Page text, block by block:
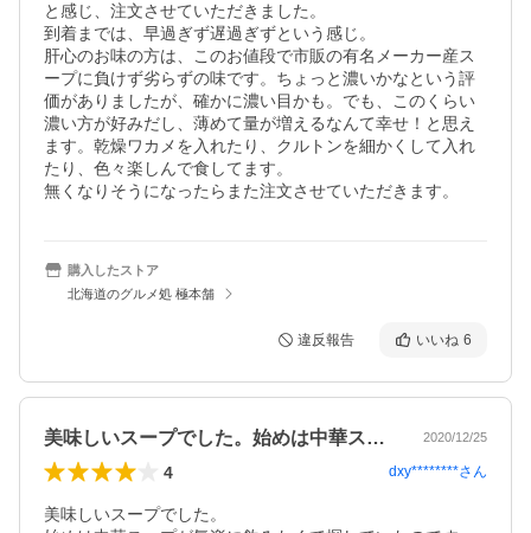
と感じ、注文させていただきました。
到着までは、早過ぎず遅過ぎずという感じ。
肝心のお味の方は、このお値段で市販の有名メーカー産ス
ープに負けず劣らずの味です。ちょっと濃いかなという評
価がありましたが、確かに濃い目かも。でも、このくらい
濃い方が好みだし、薄めて量が増えるなんて幸せ！と思え
ます。乾燥ワカメを入れたり、クルトンを細かくして入れ
たり、色々楽しんで食してます。
無くなりそうになったらまた注文させていただきます。
購入したストア
北海道のグルメ処 極本舗
違反報告 いいね 6
美味しいスープでした。始めは中華スープ… 2020/12/25
4 dxy********さん
美味しいスープでした。